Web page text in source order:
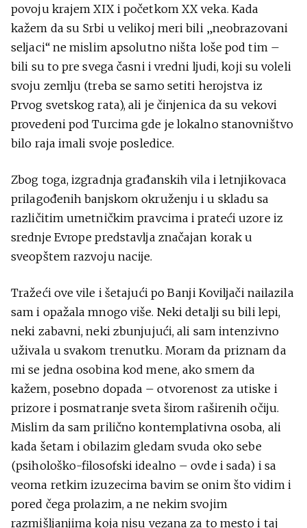
povoju krajem XIX i početkom XX veka. Kada
kažem da su Srbi u velikoj meri bili „neobrazovani
seljaci“ ne mislim apsolutno ništa loše pod tim –
bili su to pre svega časni i vredni ljudi, koji su voleli
svoju zemlju (treba se samo setiti herojstva iz
Prvog svetskog rata), ali je činjenica da su vekovi
provedeni pod Turcima gde je lokalno stanovništvo
bilo raja imali svoje posledice.
Zbog toga, izgradnja građanskih vila i letnjikovaca
prilagođenih banjskom okruženju i u skladu sa
različitim umetničkim pravcima i prateći uzore iz
srednje Evrope predstavlja značajan korak u
sveopštem razvoju nacije.
Tražeći ove vile i šetajući po Banji Koviljači nailazila
sam i opažala mnogo više. Neki detalji su bili lepi,
neki zabavni, neki zbunjujući, ali sam intenzivno
uživala u svakom trenutku. Moram da priznam da
mi se jedna osobina kod mene, ako smem da
kažem, posebno dopada – otvorenost za utiske i
prizore i posmatranje sveta širom raširenih očiju.
Mislim da sam prilično kontemplativna osoba, ali
kada šetam i obilazim gledam svuda oko sebe
(psihološko-filosofski idealno – ovde i sada) i sa
veoma retkim izuzecima bavim se onim što vidim i
pored čega prolazim, a ne nekim svojim
razmišljanjima koja nisu vezana za to mesto i taj